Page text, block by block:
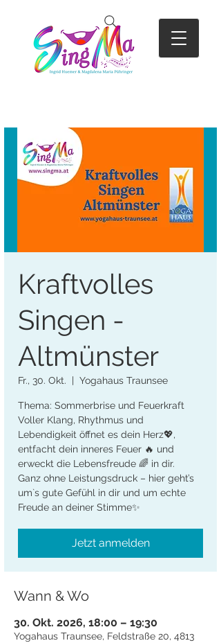
Kraftvolles
Singen -
Altmünster
Fr., 30. Okt.
  |
Yogahaus Traunsee
Thema: Sommerbrise und Feuerkraft
Voller Klang, Rhythmus und
Lebendigkeit öffnet es dein Herz💖,
entfacht dein inneres Feuer 🔥 und
erweckt die Lebensfreude 🌈 in dir.
Ganz ohne Leistungsdruck – hier geht’s
um`s gute Gefühl in dir und um echte
Freude an deiner Stimme✨
Jetzt anmelden
Wann & Wo
30. Okt. 2026, 18:00 – 19:30
Yogahaus Traunsee, Feldstraße 20, 4813